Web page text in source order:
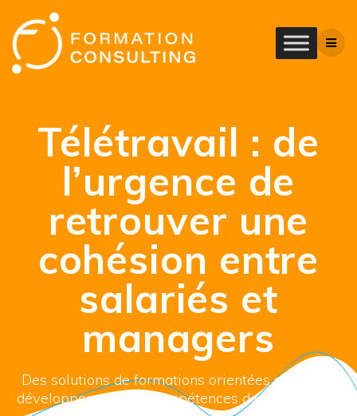
Télétravail : de
l’urgence de
retrouver une
cohésion entre
salariés et
managers
Des solutions de formations orientées succès et
développement des compétences de vos équipes